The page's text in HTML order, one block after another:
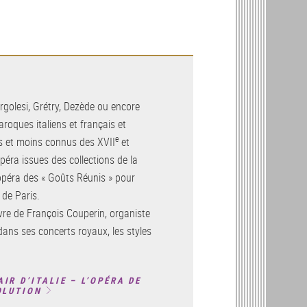
Grétry, Dezède ou encore
italiens et français et
et moins connus des XVIIe et
issues des collections de la
des « Goûts Réunis » pour
Paris.
de François Couperin, organiste
ses concerts royaux, les styles
D’ITALIE – L’OPÉRA DE